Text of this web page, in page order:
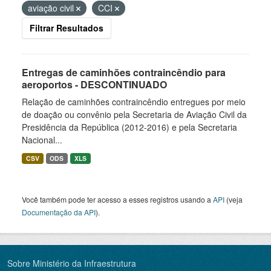
aviação civil
CCI
Filtrar Resultados
Entregas de caminhões contraincêndio para
aeroportos - DESCONTINUADO
Relação de caminhões contraincêndio entregues por meio
de doação ou convênio pela Secretaria de Aviação Civil da
Presidência da República (2012-2016) e pela Secretaria
Nacional...
CSV ODS XLS
Você também pode ter acesso a esses registros usando a API (veja
Documentação da API).
Sobre Ministério da Infraestrutura